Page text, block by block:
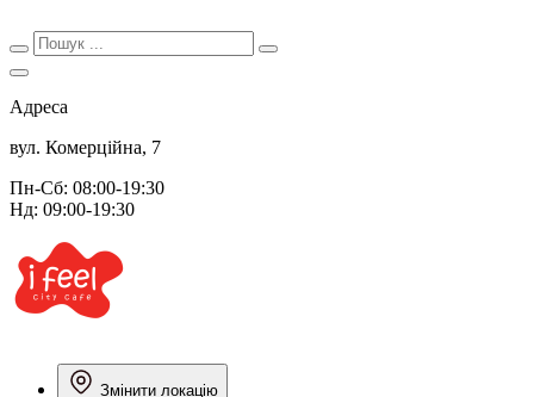
Адреса
вул. Комерційна, 7
Пн-Сб: 08:00-19:30
Нд: 09:00-19:30
Змінити локацію